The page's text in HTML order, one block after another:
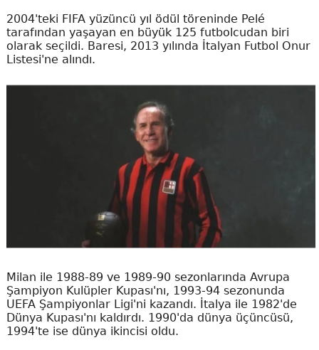
2004'teki FIFA yüzüncü yıl ödül töreninde Pelé
tarafından yaşayan en büyük 125 futbolcudan biri
olarak seçildi. Baresi, 2013 yılında İtalyan Futbol Onur
Listesi'ne alındı.
Milan ile 1988-89 ve 1989-90 sezonlarında Avrupa
Şampiyon Kulüpler Kupası'nı, 1993-94 sezonunda
UEFA Şampiyonlar Ligi'ni kazandı. İtalya ile 1982'de
Dünya Kupası'nı kaldırdı. 1990'da dünya üçüncüsü,
1994'te ise dünya ikincisi oldu.